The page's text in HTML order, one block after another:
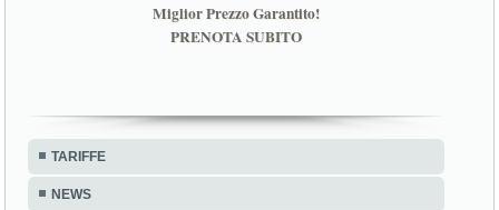
Miglior Prezzo Garantito!
PRENOTA SUBITO
TARIFFE
NEWS